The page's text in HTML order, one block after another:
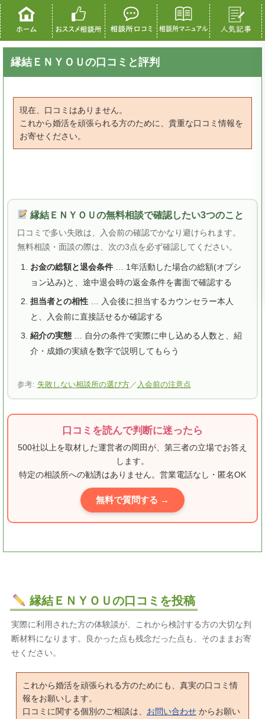
縁結ＥＮＹＯＵの口コミと評判
現在、口コミはありません。
これから婚活を頑張られる方のために、貴重な口コミ情報を
お寄せください。
縁結ＥＮＹＯＵの無料相談で確認したい3つのこと
口コミで多い失敗は、入会前の確認でかなり避けられます。
無料相談・面談の際は、次の3点を必ず確認してください。
お金の総額と退会条件… 1年活動した場合の総額(オプシ
ョン込み)と、途中退会時の返金条件を書面で確認する
担当者との相性… 入会後に担当するカウンセラー本人
と、入会前に直接話せるか確認する
紹介の実態… 自分の条件で実際に申し込める人数と、紹
介・成婚の実績を数字で説明してもらう
参考: 失敗しない相談所の選び方／ 入会前の注意点
口コミを読んで判断に迷ったら
500社以上を取材した運営者の岡田が、第三者の立場でお答え
します。
特定の相談所への勧誘はありません。営業電話なし・匿名OK
無料で質問する →
縁結ＥＮＹＯＵの口コミを投稿
実際に利用された方の体験談が、これから検討する方の大切な判
断材料になります。良かった点も残念だった点も、そのままお寄
せください。
これから婚活を頑張られる方のためにも、真実の口コミ情
報をお願いします。
口コミに関する個別のご相談は、 お問い合わせ からお願い